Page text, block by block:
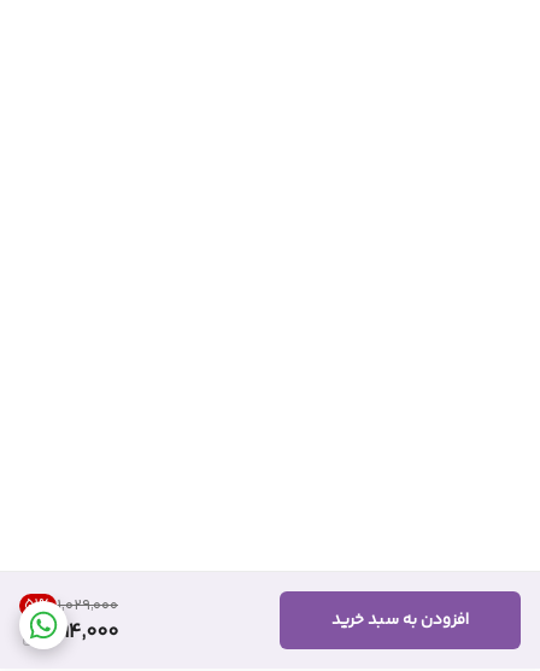
۱٬۰۲۹٬۰۰۰ 51%
494,000 افزودن به سبد خرید